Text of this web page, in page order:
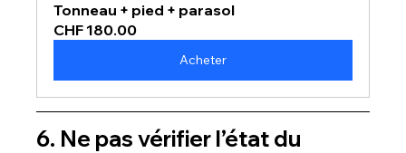
Tonneau + pied + parasol
CHF 180.00
Acheter
6. Ne pas vérifier l’état du